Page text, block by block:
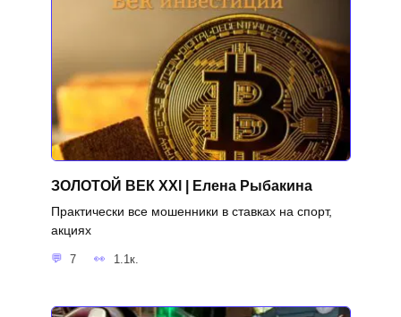
ЗОЛОТОЙ ВЕК XXl | Елена Рыбакина
Практически все мошенники в ставках на спорт,
акциях
7 1.1к.